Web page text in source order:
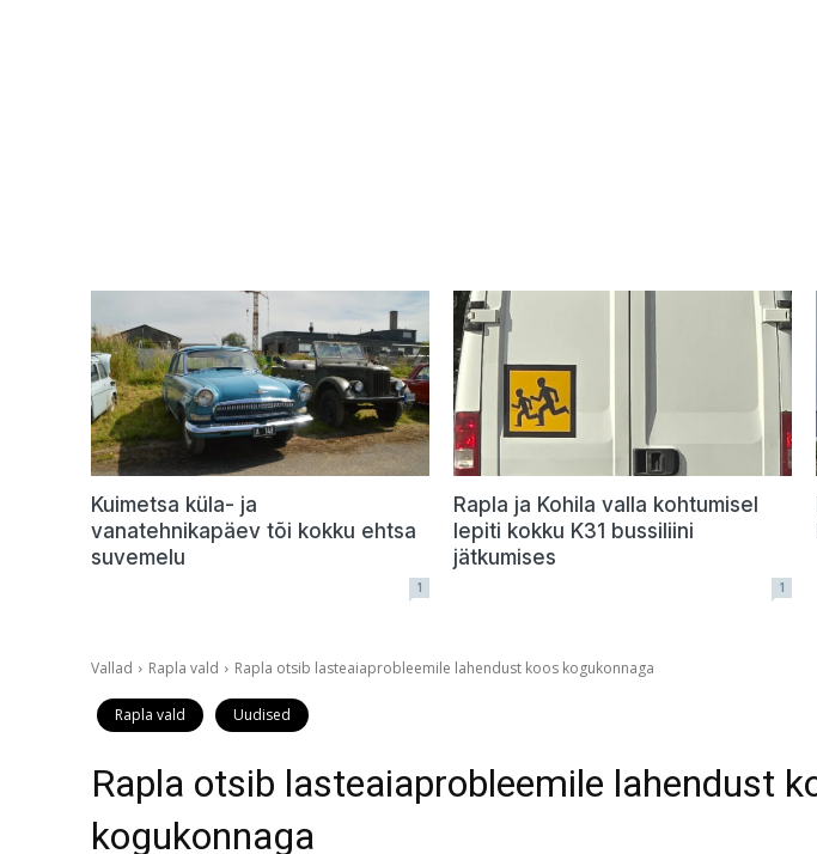
Kuimetsa küla- ja
vanatehnikapäev tõi kokku ehtsa
suvemelu
1
Rapla ja Kohila valla kohtumisel
lepiti kokku K31 bussiliini
jätkumises
1